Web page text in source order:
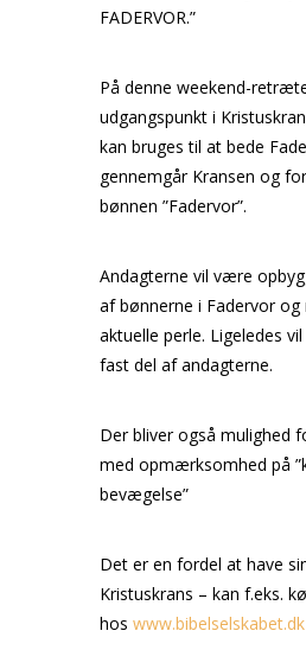
FADERVOR.”
På denne weekend-
udgangspunkt i
kan bruges til at bede
gennemgår Kransen og
bønnen ”Fadervor”.
Andagterne vil være
af bønnerne i Fadervor og
aktuelle perle. Ligeledes
fast del af andagterne.
Der bliver også mulighed
med opmærksomhed på
bevægelse”
Det er en fordel at have
Kristuskrans – kan f.eks.
hos www.bibelselskabet.dk